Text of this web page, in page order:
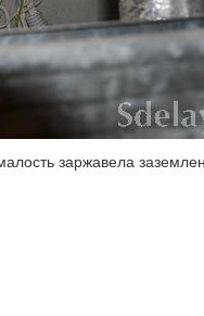
заржавела